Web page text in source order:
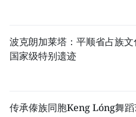
波克朗加莱塔：平顺省占族
国家级特别遗迹
传承傣族同胞Keng Lóng舞